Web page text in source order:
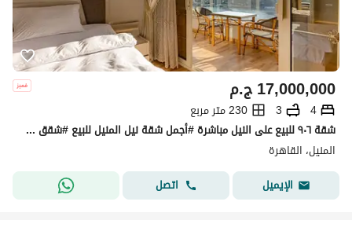
ج.م17,000,000
4
3
230 متر مربع
شقة ٩٠٦ للبيع على النيل مباشرة #أجمل شقة نيل المنيل للبيع #شقق مصر
المنيل، القاهرة
الإيميل
اتصل